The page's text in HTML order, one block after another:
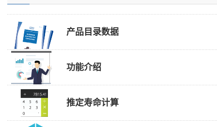
产品目录数据
功能介绍
推定寿命计算